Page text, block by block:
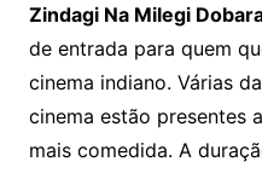
Zindagi Na Milegi
de entrada para quem
cinema indiano. Várias
cinema estão presentes
mais comedida. A